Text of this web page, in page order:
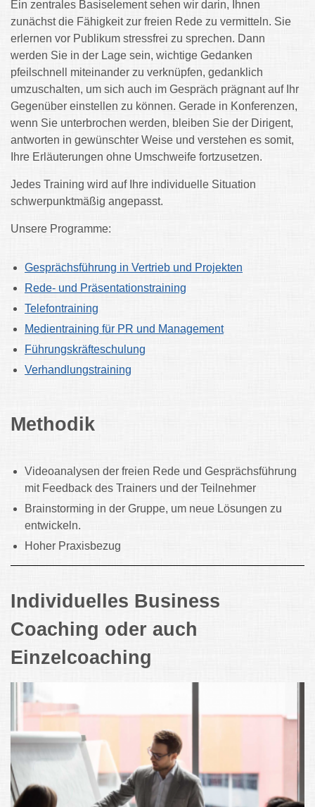
Ein zentrales Basiselement sehen wir darin, Ihnen
zunächst die Fähigkeit zur freien Rede zu vermitteln. Sie
erlernen vor Publikum stressfrei zu sprechen. Dann
werden Sie in der Lage sein, wichtige Gedanken
pfeilschnell miteinander zu verknüpfen, gedanklich
umzuschalten, um sich auch im Gespräch prägnant auf Ihr
Gegenüber einstellen zu können. Gerade in Konferenzen,
wenn Sie unterbrochen werden, bleiben Sie der Dirigent,
antworten in gewünschter Weise und verstehen es somit,
Ihre Erläuterungen ohne Umschweife fortzusetzen.
Jedes Training wird auf Ihre individuelle Situation
schwerpunktmäßig angepasst.
Unsere Programme:
Gesprächsführung in Vertrieb und Projekten
Rede- und Präsentationstraining
Telefontraining
Medientraining für PR und Management
Führungskräfteschulung
Verhandlungstraining
Methodik
Videoanalysen der freien Rede und Gesprächsführung
mit Feedback des Trainers und der Teilnehmer
Brainstorming in der Gruppe, um neue Lösungen zu
entwickeln.
Hoher Praxisbezug
Individuelles Business
Coaching oder auch
Einzelcoaching